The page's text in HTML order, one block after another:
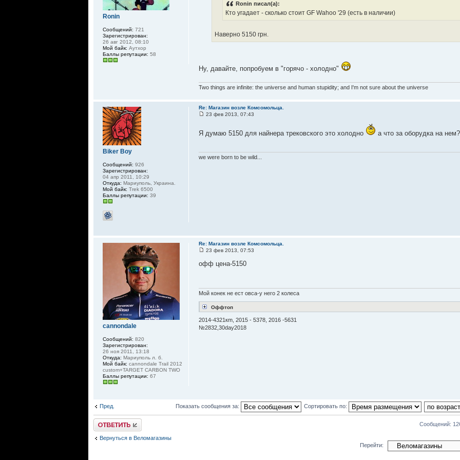
Ronin писал(а):
Кто угадает - сколько стоит GF Wahoo '29 (есть в наличии)
Наверно 5150 грн.
Ну, давайте, попробуем в "горячо - холодно"
Two things are infinite: the universe and human stupidity; and I'm not sure about the universe
Ronin
Сообщений: 721
Зарегистрирован:
26 авг 2012, 08:10
Мой байк: Аутхор
Баллы репутации: 58
Re: Магазин возле Комсомольца.
23 фев 2013, 07:43
Я думаю 5150 для найнера трековского это холодно а что за оборудка на
we were born to be wild...
Biker Boy
Сообщений: 926
Зарегистрирован:
04 апр 2011, 10:29
Откуда: Мариуполь, Украина.
Мой байк: Trek 6500
Баллы репутации: 39
Re: Магазин возле Комсомольца.
23 фев 2013, 07:53
офф цена-5150
Мой конек не ест овса-у него 2 колеса
Оффтоп
2014-4321кm, 2015 - 5378, 2016 -5631
№2832,30day2018
cannondale
Сообщений: 820
Зарегистрирован:
26 ноя 2011, 13:18
Откуда: Мариуполь л. б.
Мой байк: cannondale Trail 2012
custom+TARGET CARBON TWO
Баллы репутации: 67
Пред. Показать сообщения за: Сортировать по:
Ответить Сообщений:
Вернуться в Веломагазины
Перейти: